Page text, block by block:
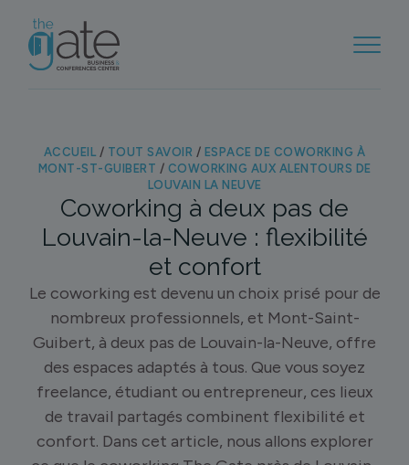
ACCUEIL / TOUT SAVOIR / ESPACE DE COWORKING À
MONT-ST-GUIBERT / COWORKING AUX ALENTOURS DE
LOUVAIN LA NEUVE
Coworking à deux pas de
Louvain-la-Neuve : flexibilité
et confort
Le coworking est devenu un choix prisé pour de
nombreux professionnels, et Mont-Saint-
Guibert, à deux pas de Louvain-la-Neuve, offre
des espaces adaptés à tous. Que vous soyez
freelance, étudiant ou entrepreneur, ces lieux
de travail partagés combinent flexibilité et
confort. Dans cet article, nous allons explorer